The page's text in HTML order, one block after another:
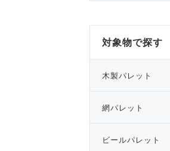
対象物で探す
木製パレット
網パレット
ビールパレット